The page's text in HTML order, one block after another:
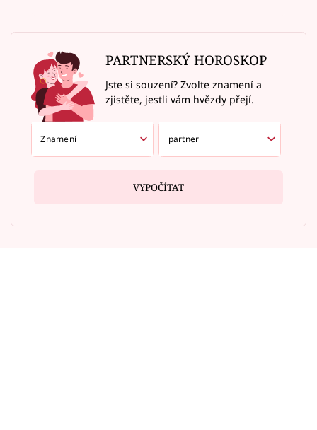
PARTNERSKÝ HOROSKOP
Jste si souzení? Zvolte znamení a
zjistěte, jestli vám hvězdy přejí.
VYPOČÍTAT